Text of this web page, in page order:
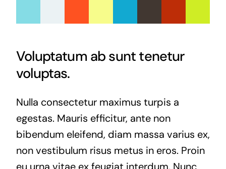
Voluptatum ab sunt tenetur
voluptas.
Nulla consectetur maximus turpis a
egestas. Mauris efficitur, ante non
bibendum eleifend, diam massa varius ex,
non vestibulum risus metus in eros. Proin